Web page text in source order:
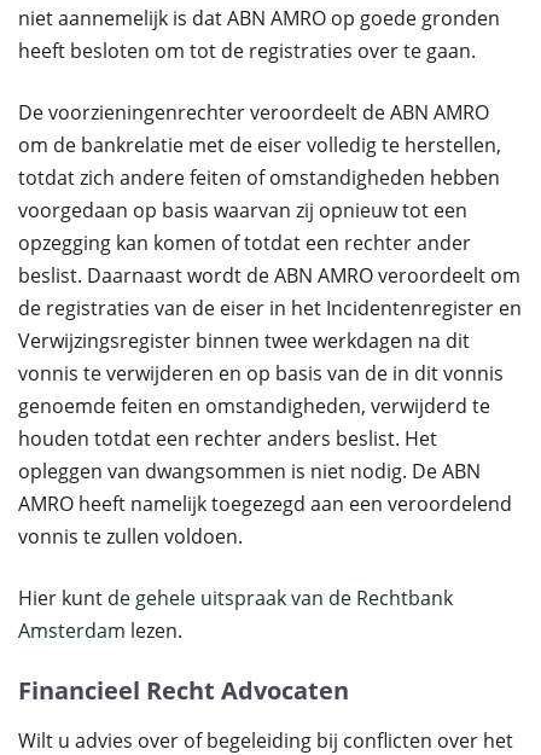
niet aannemelijk is dat ABN AMRO op goede gronden
heeft besloten om tot de registraties over te gaan.
De voorzieningenrechter veroordeelt de ABN AMRO
om de bankrelatie met de eiser volledig te herstellen,
totdat zich andere feiten of omstandigheden hebben
voorgedaan op basis waarvan zij opnieuw tot een
opzegging kan komen of totdat een rechter ander
beslist. Daarnaast wordt de ABN AMRO veroordeelt om
de registraties van de eiser in het Incidentenregister en
Verwijzingsregister binnen twee werkdagen na dit
vonnis te verwijderen en op basis van de in dit vonnis
genoemde feiten en omstandigheden, verwijderd te
houden totdat een rechter anders beslist. Het
opleggen van dwangsommen is niet nodig. De ABN
AMRO heeft namelijk toegezegd aan een veroordelend
vonnis te zullen voldoen.
Hier kunt de gehele uitspraak van de Rechtbank
Amsterdam lezen.
Financieel Recht Advocaten
Wilt u advies over of begeleiding bij conflicten over het